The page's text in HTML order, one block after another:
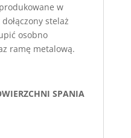
w
stelaż
osobno
ramę metalową.
SPANIA